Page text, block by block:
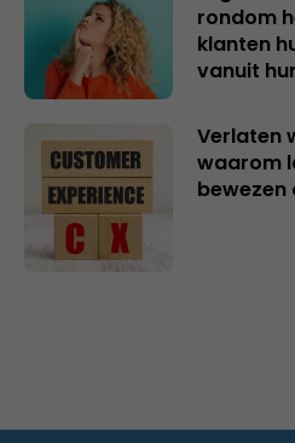
rondom
klanten
vanuit
Verlaten
waarom
bewezen